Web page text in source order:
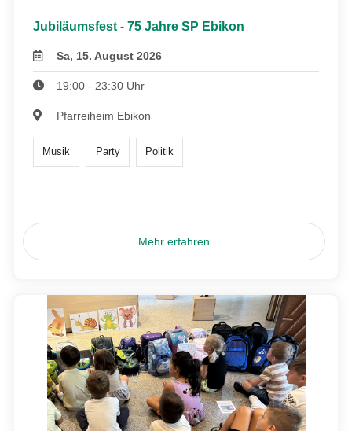
Jubiläumsfest - 75 Jahre SP Ebikon
Sa, 15. August 2026
19:00 - 23:30 Uhr
Pfarreiheim Ebikon
Musik Party Politik
Mehr erfahren